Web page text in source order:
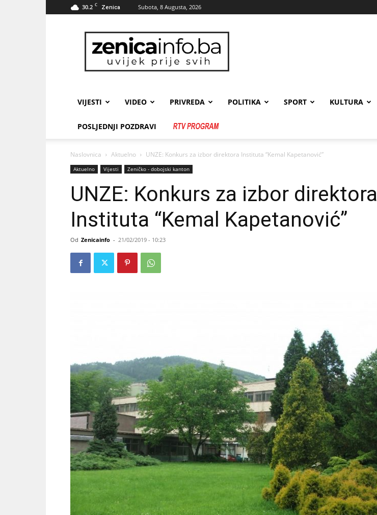
30.2 C Zenica Subota, 8 Augusta, 2026
zenicainfo.ba
VIJESTI VIDEO PRIVREDA POLITIKA SPORT KULTURA
POSLJEDNJI POZDRAVI
Naslovnica Aktuelno UNZE: Konkurs za izbor direktora Instituta “Kemal Kapetanović”
Aktuelno Vijesti Zeničko - dobojski kanton
UNZE: Konkurs za izbor direktora
Instituta “Kemal Kapetanović”
Od Zenicainfo - 21/02/2019 - 10:23